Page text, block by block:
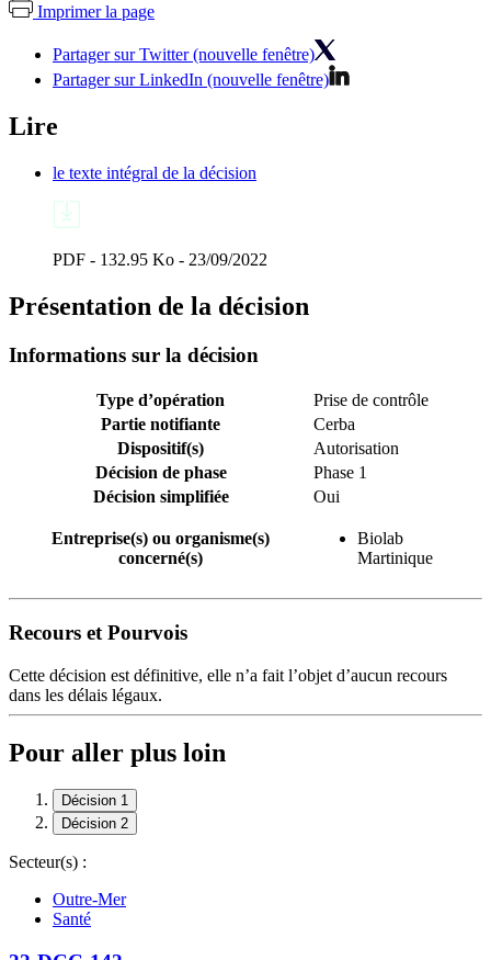
Imprimer la page
Partager sur Twitter (nouvelle fenêtre)
Partager sur LinkedIn (nouvelle fenêtre)
Lire
le texte intégral de la décision
PDF - 132.95 Ko - 23/09/2022
Présentation de la décision
Informations sur la décision
Type d’opération
Prise de contrôle
Partie notifiante
Cerba
Dispositif(s)
Autorisation
Décision de phase
Phase 1
Décision simplifiée
Oui
Entreprise(s) ou organisme(s)
concerné(s)
Biolab
Martinique
Recours et Pourvois
Cette décision est définitive, elle n’a fait l’objet d’aucun recours
dans les délais légaux.
Pour aller plus loin
Décision 1
Décision 2
Secteur(s) :
Outre-Mer
Santé